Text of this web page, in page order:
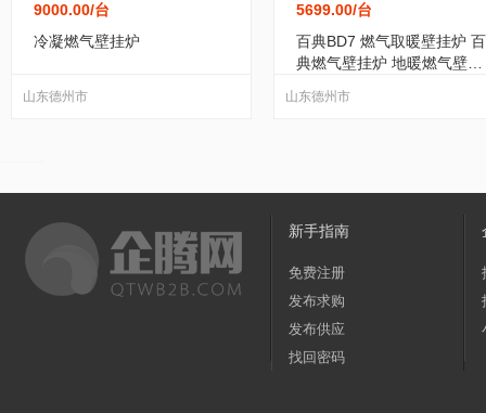
9000.00/台
冷凝燃气壁挂炉
山东德州市
5699.00/台
百典BD7 燃气取暖壁挂炉 百
典燃气壁挂炉 地暖燃气壁挂
山东德州市
新手指南
免费注册
发布求购
发布供应
找回密码